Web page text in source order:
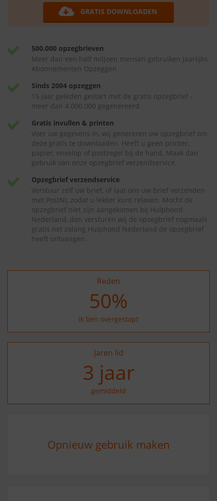
GRATIS DOWNLOADEN
500.000 opzegbrieven
Meer dan een half miljoen mensen gebruiken jaarlijks
Abonnementen Opzeggen
Sinds 2004 opzeggen
15 jaar geleden gestart met de gratis opzegbrief -
meer dan 4.000.000 gegenereerd
Gratis invullen & printen
Voer uw gegevens in, wij genereren uw opzegbrief om
deze gratis te downloaden. Heeft u geen printer,
papier, envelop of postzegel bij de hand. Maak dan
gebruik van onze opzegbrief verzendservice.
Opzegbrief verzendservice
Verstuur zelf uw brief, of laat ons uw brief verzenden
met PostNL zodat u lekker kunt relaxen. Mocht de
opzegbrief niet zijn aangekomen bij Hulphond
Nederland, dan versturen wij de opzegbrief nogmaals
gratis net zolang Hulphond Nederland de opzegbrief
heeft ontvangen.
Reden
50%
ik ben overgestapt
Jaren lid
4 jaar
gemiddeld
3%